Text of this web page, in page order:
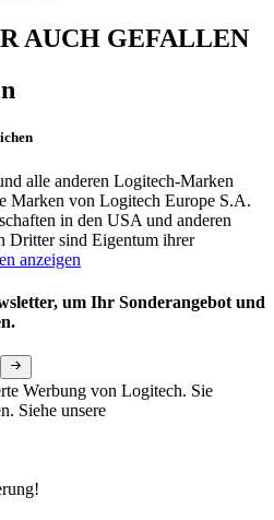
AUCH GEFALLEN
alle anderen Logitech-Marken
Marken von Logitech Europe S.A.
in den USA und anderen
Dritter sind Eigentum ihrer
anzeigen
um Ihr Sonderangebot und
Werbung von Logitech. Sie
Siehe unsere